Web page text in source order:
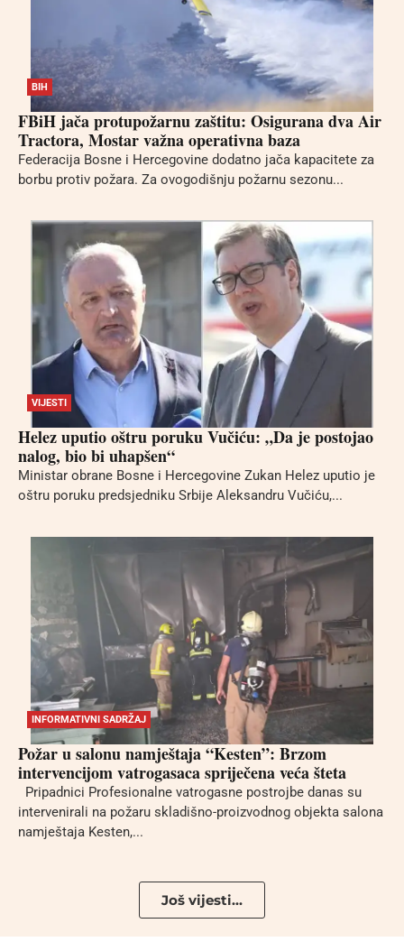
BIH
FBiH jača protupožarnu zaštitu: Osigurana dva Air
Tractora, Mostar važna operativna baza
Federacija Bosne i Hercegovine dodatno jača kapacitete za
borbu protiv požara. Za ovogodišnju požarnu sezonu...
VIJESTI
Helez uputio oštru poruku Vučiću: „Da je postojao
nalog, bio bi uhapšen“
Ministar obrane Bosne i Hercegovine Zukan Helez uputio je
oštru poruku predsjedniku Srbije Aleksandru Vučiću,...
INFORMATIVNI SADRŽAJ
Požar u salonu namještaja “Kesten”: Brzom
intervencijom vatrogasaca spriječena veća šteta
Pripadnici Profesionalne vatrogasne postrojbe danas su
intervenirali na požaru skladišno-proizvodnog objekta salona
namještaja Kesten,...
Još vijesti...